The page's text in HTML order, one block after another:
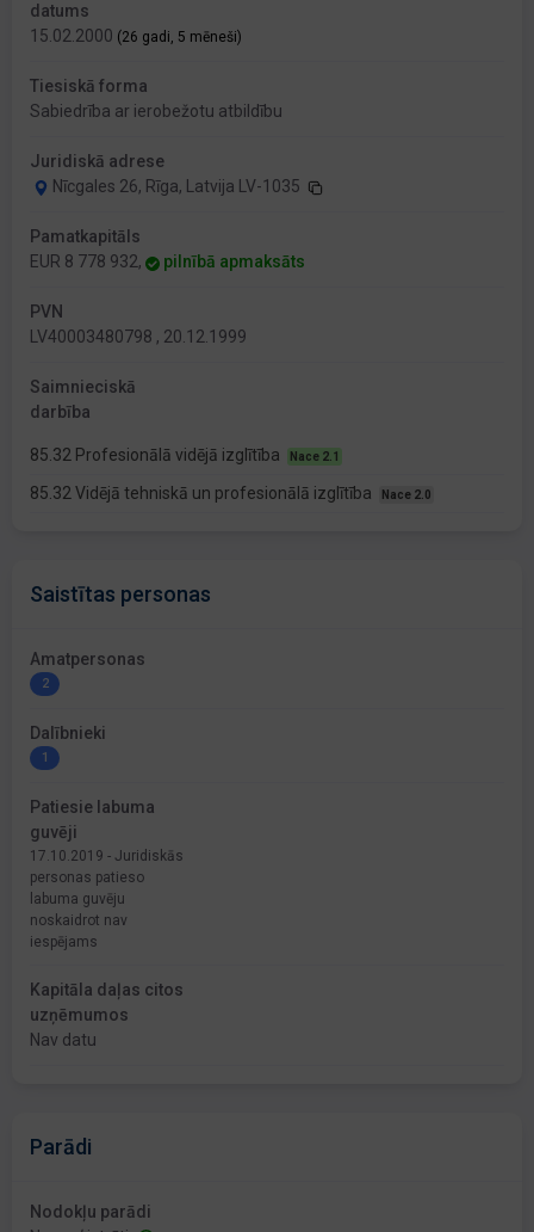
datums
15.02.2000 (26 gadi, 5 mēneši)
Tiesiskā forma
Sabiedrība ar ierobežotu atbildību
Juridiskā adrese
Nīcgales 26, Rīga, Latvija LV-1035
Pamatkapitāls
EUR 8 778 932,
pilnībā apmaksāts
PVN
LV40003480798 , 20.12.1999
Saimnieciskā
darbība
85.32 Profesionālā vidējā izglītība Nace 2.1
85.32 Vidējā tehniskā un profesionālā izglītība Nace 2.0
Saistītas personas
Amatpersonas
2
Dalībnieki
1
Patiesie labuma
guvēji
17.10.2019 - Juridiskās
personas patieso
labuma guvēju
noskaidrot nav
iespējams
Kapitāla daļas citos
uzņēmumos
Nav datu
Parādi
Nodokļu parādi